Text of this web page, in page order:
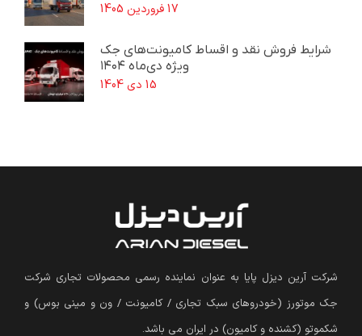
17 فروردین 1405
شرایط فروش نقد و اقساط کامیونت‌های جک
ویژه دی‌ماه ۱۴۰۴
15 دی 1404
شرکت آرین دیزل پایا به عنوان نماینده رسمی محصولات تجاری شرکت
جک موتورز (خودروهای سبک تجاری / کامیونت / ون و مینی بوس) و
شکموتو (کشنده و کامیون) در ایران می باشد.